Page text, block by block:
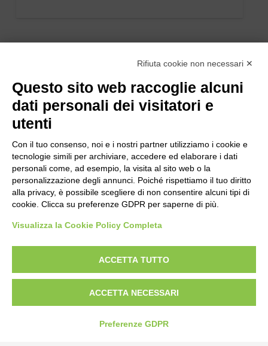
Strada Statale 231 Alba-Bra
Borgo San Martino 44, 12060 Pocapaglia CN
Fax: 0172-487399
Rifiuta cookie non necessari ✕
Questo sito web raccoglie alcuni
dati personali dei visitatori e
utenti
Con il tuo consenso, noi e i nostri partner utilizziamo i cookie e
tecnologie simili per archiviare, accedere ed elaborare i dati
personali come, ad esempio, la visita al sito web o la
personalizzazione degli annunci. Poiché rispettiamo il tuo diritto
alla privacy, è possibile scegliere di non consentire alcuni tipi di
cookie. Clicca su preferenze GDPR per saperne di più.
Visualizza la Cookie Policy Completa
ACCETTA TUTTO
ACCETTA NECESSARI
Preferenze GDPR